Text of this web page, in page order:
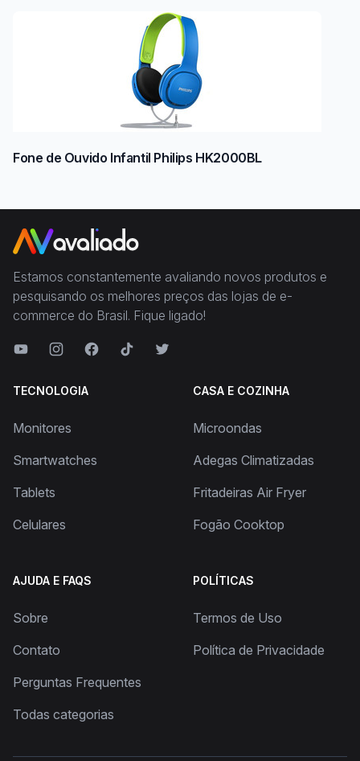
Fone de Ouvido Infantil Philips HK2000BL
Estamos constantemente avaliando novos produtos e
pesquisando os melhores preços das lojas de e-
commerce do Brasil. Fique ligado!
TECNOLOGIA
Monitores
Smartwatches
Tablets
Celulares
CASA E COZINHA
Microondas
Adegas Climatizadas
Fritadeiras Air Fryer
Fogão Cooktop
AJUDA E FAQS
Sobre
Contato
Perguntas Frequentes
Todas categorias
POLÍTICAS
Termos de Uso
Política de Privacidade